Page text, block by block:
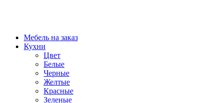
Мебель на заказ
Кухни
Цвет
Белые
Черные
Желтые
Красные
Зеленые